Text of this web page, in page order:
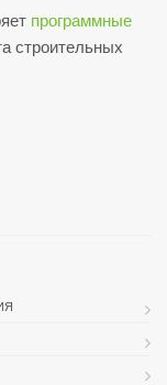
программные
строительных